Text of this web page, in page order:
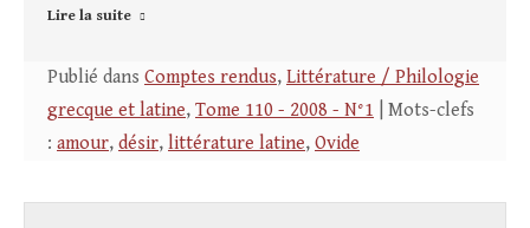
Lire la suite
Publié dans Comptes rendus, Littérature / Philologie
grecque et latine, Tome 110 - 2008 - N°1 | Mots-clefs
: amour, désir, littérature latine, Ovide